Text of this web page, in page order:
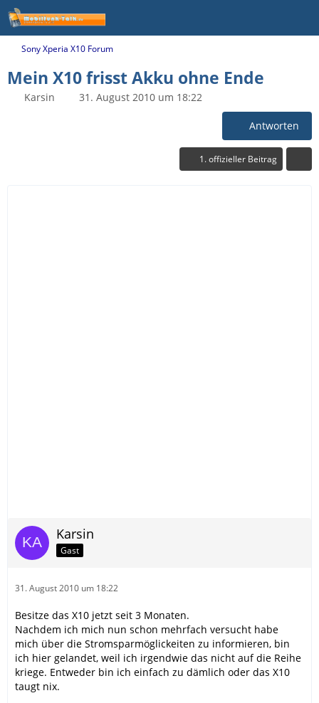
Sony Xperia X10 Forum
Mein X10 frisst Akku ohne Ende
Karsin 31. August 2010 um 18:22
Antworten
1. offizieller Beitrag
Karsin
Gast
31. August 2010 um 18:22
Besitze das X10 jetzt seit 3 Monaten.
Nachdem ich mich nun schon mehrfach versucht habe
mich über die Stromsparmöglickeiten zu informieren, bin
ich hier gelandet, weil ich irgendwie das nicht auf die Reihe
kriege. Entweder bin ich einfach zu dämlich oder das X10
taugt nix.